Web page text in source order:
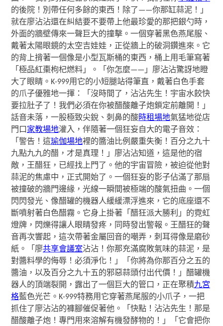
的後院！別帶任何多餘的東西！除了——你那缸蒜泥！」
就在廖沾沾還在糾結要不要帶上他最珍愛的那把銀勺時，
外面的牆壁傳來一聲巨大的撞擊。一個穿著黑色燕尾服、
戴著太陽眼鏡的太空吉娃娃，正從牆上的破洞鑽進來。它
的背上揹著一個像是小型瓦斯桶的東西，桶上用毛筆寫著
「極品紅棗枸杞燃料」。「你怎麼——」廖沾沾驚訝地瞪
大了眼睛。K-999用它的小短腿站得筆直，戴著白色手套
的爪子優雅地一揮：「沒時間了，沾沾先生！宇宙水餃快
要拉肚子了！我們必須在你被醋酸離子炮鎖定前離開！」
話音未落，一股極致尖銳、刺鼻的酸時租場地氣猛地從店
門口 家教場地灌入，伴隨著一個狂妄自大的電子音效：
「警告！這瑜伽場地裡的醬油比例嚴重失衡！百分之九十
九點九九的醋，才是真理！」廖沾沾知道，這是他的宿
敵，王醋狂，已經找上門了。他的宇宙冒險，被迫從他對
蒜泥的焦慮中，正式開始了。一個狂妄的影子佔滿了那扇
被撞破的牆門邊緣，光線一瞬間被極端的酸氣扭曲。一個
閃閃發光、像醋罐的機器人緩緩漂浮進來，它的底座還不
斷噴射著白色醋霧。它身上掛著「醋狂派大勝利」的霓虹
燈牌，閃爍得讓人眼睛發疼，同時發出警報。王醋狂的聲
音再次響起，這次帶著金屬回音的嘲弄，刺耳得像是磨砂
紙。「廖共享會議室沾沾！你那充滿腐敗氣味的蒜泥，是
對醬料學的侮辱！必須淨化！」「你將為你那百分之五的
醬油，以及百分之九十五的邪惡蒜頭付出代價！」醋罐機
器人的頂端裂開，露出了一個巨大的管口，正在聚積九宮
格藍色光芒。K-999特務用它穿著燕尾服的小爪子，一把
抓住了廖沾沾的褲腳催促著他。「快點！沾沾先生！那是
醋酸離子炮！專門用來溶解有機發酵物的！」「它會把你